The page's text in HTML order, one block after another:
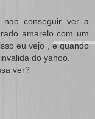
conseguir ver a
amarelo com um
eu vejo , e quando
do yahoo.
ver?